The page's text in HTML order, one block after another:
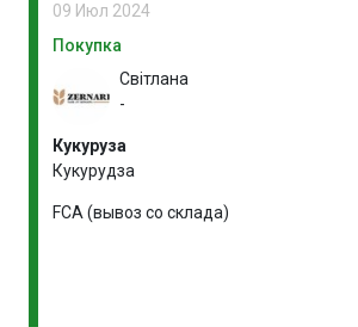
09 Июл 2024
Покупка
Світлана
-
Кукуруза
Кукурудза
FCA (вывоз со склада)